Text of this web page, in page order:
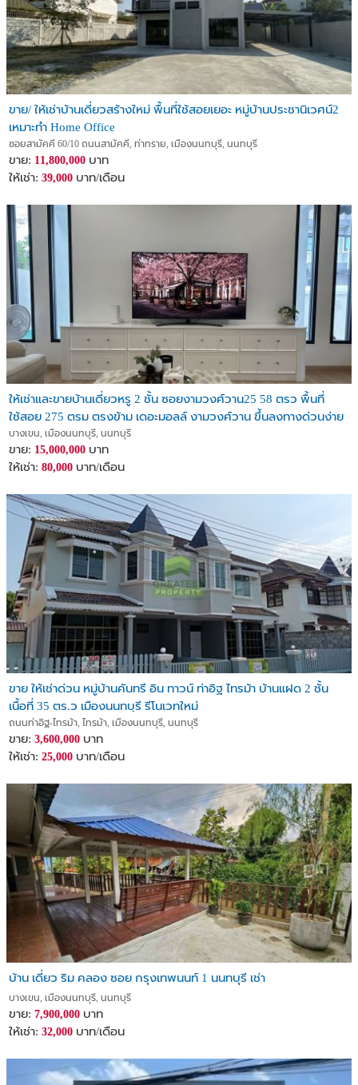
การเดินทาง :
- ทางด่วนศรีรัช
- ถนนราชพฤกษ์
- ถนนรัตนาธิเบศร์
- กรุงเทพฯ-นนทบุรี
- ถนนนครอินทร์
- ถนนพิบูลสงคราม
- ถนนบางกรวย-ไทรน้อย
- ถนนบางไผ่พัฒนา
สถานที่ใกล้เคียง :
- Tesco Lotus
- Big C แยกติวานนท์
- สะพานพระราม 5
- โรงพยาบาลเลอลักษณ์
- Homepro ราชพฤกษ์
- The Crystal ราชพฤกษ์
- MRT แยกติวานนท์
- วิทยาลัยราชพฤกษ์
- The Walk ราชพฤกษ์
- โรงเรียนเด่นหล้า
- โรงพยาบาลยันฮี
- Central Westville
- รร.สตรีนนทบุรี
- ม.เทคโนโลยีราชมงคลพระนคร วิทยาเขตพระนครเหนือ
- ม.เทคโนโลยีพระจอมเกล้าพระนครเหนือ
ราคาขาย : 9,400,000 บาท (9.4 ล้านบาท)
ราคาเช่า : 45,000 /เดือน
( ** รับเอเจ้น ** สามารถบวกราคาเพิ่มเองได้เลย )
สนใจติดต่อ : คุณ พิชัย
โทร : 087-776-6655
ID : pichai_tl
Single House for Sale – Venue Rama 5, Bang Phai, Nonthaburi
Corner Unit, Fully Built-in, Near MRT Yaek Tiwanon
Location : Nakhon In Road, Bang Phai Subdistrict, Mueang
Nonthaburi District, Nonthaburi 11000
Map :https://maps.app.goo.gl/JKYwDAHytSuGcydp7
Usable Area : 194 sq.m
House Details :
- 4 Bedrooms
- 3 Bathrooms
- 5 Air Conditioners
- 3 Water Heaters
- Shower partitions in all bathrooms
- Octagonal pavilion in the garden
- Front and side lawn areas
- Parking for 3 cars
- Fully built-in
Facilities :
- Swimming pool
- Fitness center
ขาย/ ให้เช่าบ้านเดี่ยวสร้างใหม่ พื้นที่ใช้สอยเยอะ หมู่บ้านประชานิเวศน์2
เหมาะทำ Home Office
ซอยสามัคคี 60/10 ถนนสามัคคี, ท่าทราย, เมืองนนทบุรี, นนทบุรี
ขาย: 11,800,000 บาท
ให้เช่า: 39,000 บาท/เดือน
ให้เช่าและขายบ้านเดี่ยวหรู 2 ชั้น ซอยงามวงศ์วาน25 58 ตรว พื้นที่
ใช้สอย 275 ตรม ตรงข้าม เดอะมอลล์ งามวงศ์วาน ขึ้นลงทางด่วนง่าย
บางเขน, เมืองนนทบุรี, นนทบุรี
ขาย: 15,000,000 บาท
ให้เช่า: 80,000 บาท/เดือน
ขาย ให้เช่าด่วน หมู่บ้านคันทรี อิน ทาวน์ ท่าอิฐ ไทรม้า บ้านแฝด 2 ชั้น
เนื้อที่ 35 ตร.ว เมืองนนทบุรี รีโนเวทใหม่
ถนนท่าอิฐ-ไทรม้า, ไทรม้า, เมืองนนทบุรี, นนทบุรี
ขาย: 3,600,000 บาท
ให้เช่า: 25,000 บาท/เดือน
บ้าน เดี่ยว ริม คลอง ซอย กรุงเทพนนท์ 1 นนทบุรี เช่า
บางเขน, เมืองนนทบุรี, นนทบุรี
ขาย: 7,900,000 บาท
ให้เช่า: 32,000 บาท/เดือน